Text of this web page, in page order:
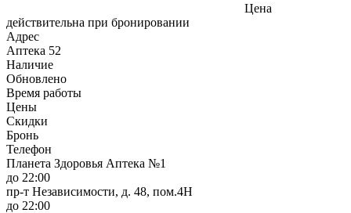
Цена
действительна при бронировании
Адрес
Аптека 52
Наличие
Обновлено
Время работы
Цены
Скидки
Бронь
Телефон
Планета Здоровья Аптека №1
до 22:00
пр-т Независимости, д. 48, пом.4Н
до 22:00